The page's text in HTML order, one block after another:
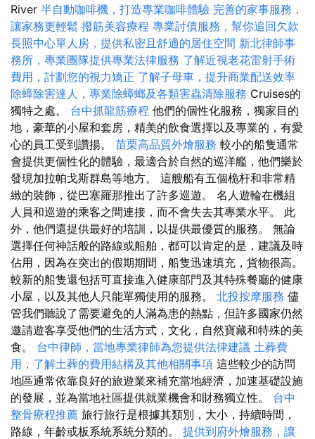
River 半自動咖啡機，打造專業咖啡體驗 完善的家事服務，
讓家務更輕鬆 撥筋美容療程 專業討債服務，幫你追回欠款
長照中心單人房，提供私密且舒適的居住空間 新北律師事
務所，專業團隊提供專業法律服務 了解近視老花雷射手術
費用，計劃您的視力矯正 了解子母車，提升商業配送效率
除蟑除害達人，專業除蟑螂及各類害蟲清除服務 Cruises的
獨特之處。 台中抓龍筋療程 他們的個性化服務，獨家目的
地，豪華的小屋和套房，精美的飲食選擇以及專業的，有愛
心的員工受到讚揚。 苗栗高品質外燴服務 較小的船隻通常
會提供更個性化的體驗，最適合於自然的巡洋艦，他們樂於
發現加拉帕戈斯群島等地方。 這艘船有五個桅杆和非常精
緻的裝飾，從巴塞羅那推出了許多巡遊。 名人遊輪在機組
人員和巡遊的乘客之間連接，而不會失去其專業水平。 此
外，他們還提供最好的培訓，以提供最優質的服務。 無論
選擇任何神話般的路線或船舶，都可以肯定的是，建議及時
佔用，因為在突出的假期期間，船隻迅速填充，貨物很高。
較新的船隻還包括可直接進入健康部門及其特殊餐廳的健康
小屋，以及其他人只能單獨使用的服務。 北投按摩服務 儘
管我們聽說了需要避免的人滿為患的熱點，但許多國家仍然
邀請遊客享受他們的生活方式，文化，自然寶藏和特殊的美
食。 台中律師，當地專業律師為您提供法律建議 土葬費
用，了解土葬的費用結構及其他相關事項 這些較少的訪問
地區通常依靠良好的旅遊業來補充當地經濟，加速基礎設施
的發展，並為當地社區提供就業機會和財務獨立性。 台中
整骨療程推薦 旅行旅行是根據其類別，大小，持續時間，
路線，年齡或板系統系統分類的。 提供到府外燴服務，讓